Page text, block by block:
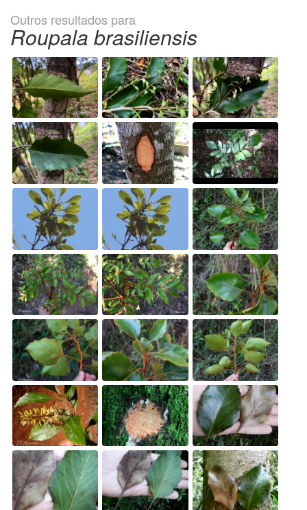
Outros resultados para
Roupala brasiliensis